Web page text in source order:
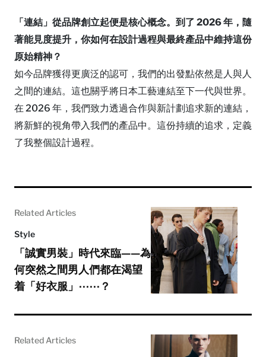
「連結」從品牌創立起便是核心概念。到了 2026 年，隨
著能見度提升，你如何在設計過程與最終產品中維持這份
原始精神？
如今品牌獲得更廣泛的認可，我們的出發點依然是人與人
之間的連結。這也關乎將日本工藝連結至下一代與世界。
在 2026 年，我們致力透過合作與新計劃追求新的連結，
將新鮮的視角帶入我們的產品中。這份持續的追求，定義
了我整個設計過程。
Related Articles
Style
「誠實男裝」時代來臨——為
何突然之間男人們都在渴望
着「好衣服」⋯⋯？
Related Articles